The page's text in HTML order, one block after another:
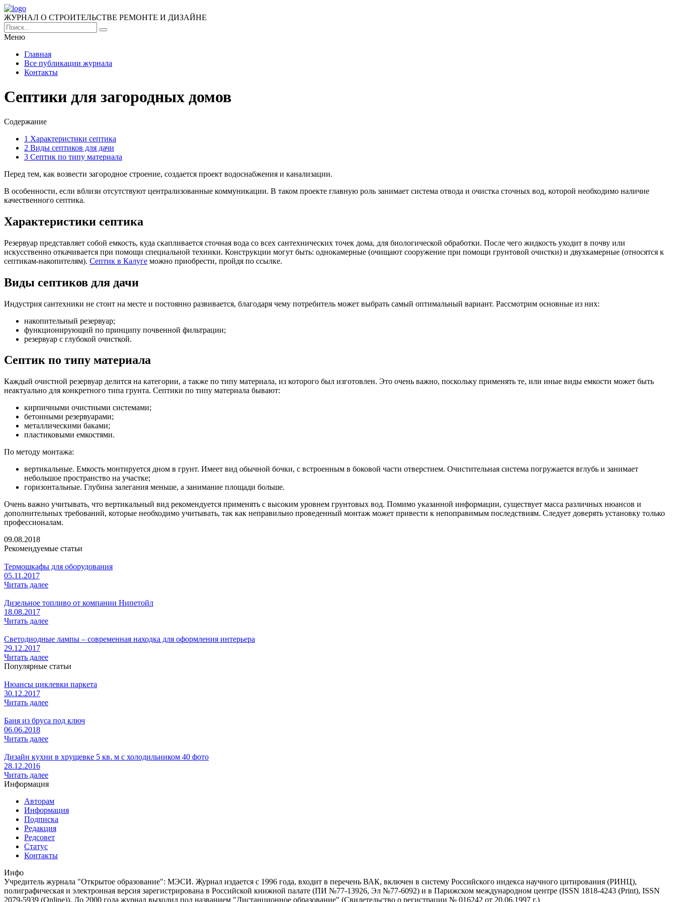
ЖУРНАЛ О СТРОИТЕЛЬСТВЕ РЕМОНТЕ И ДИЗАЙНЕ
Меню
Главная
Все публикации журнала
Контакты
Септики для загородных домов
Содержание
1 Характеристики септика
2 Виды септиков для дачи
3 Септик по типу материала
Перед тем, как возвести загородное строение, создается проект водоснабжения и канализации.
В особенности, если вблизи отсутствуют централизованные коммуникации. В таком проекте главную роль занимает система отвода и очистка сточных вод, которой необходимо наличие
качественного септика.
Характеристики септика
Резервуар представляет собой емкость, куда скапливается сточная вода со всех сантехнических точек дома, для биологической обработки. После чего жидкость уходит в почву или
искусственно откачивается при помощи специальной техники. Конструкции могут быть: однокамерные (очищают сооружение при помощи грунтовой очистки) и двухкамерные (относятся к
септикам-накопителям). Септик в Калуге можно приобрести, пройдя по ссылке.
Виды септиков для дачи
Индустрия сантехники не стоит на месте и постоянно развивается, благодаря чему потребитель может выбрать самый оптимальный вариант. Рассмотрим основные из них:
накопительный резервуар;
функционирующий по принципу почвенной фильтрации;
резервуар с глубокой очисткой.
Септик по типу материала
Каждый очистной резервуар делится на категории, а также по типу материала, из которого был изготовлен. Это очень важно, поскольку применять те, или иные виды емкости может быть
неактуально для конкретного типа грунта. Септики по типу материала бывают:
кирпичными очистными системами;
бетонными резервуарами;
металлическими баками;
пластиковыми емкостями.
По методу монтажа:
вертикальные. Емкость монтируется дном в грунт. Имеет вид обычной бочки, с встроенным в боковой части отверстием. Очистительная система погружается вглубь и занимает
небольшое пространство на участке;
горизонтальные. Глубина залегания меньше, а занимание площади больше.
Очень важно учитывать, что вертикальный вид рекомендуется применять с высоким уровнем грунтовых вод. Помимо указанной информации, существует масса различных нюансов и
дополнительных требований, которые необходимо учитывать, так как неправильно проведенный монтаж может привести к непоправимым последствиям. Следует доверять установку только
профессионалам.
09.08.2018
Рекомендуемые статьи
Термошкафы для оборудования
05.11.2017
Читать далее
Дизельное топливо от компании Нипетойл
18.08.2017
Читать далее
Светодиодные лампы – современная находка для оформления интерьера
29.12.2017
Читать далее
Популярные статьи
Нюансы циклевки паркета
30.12.2017
Читать далее
Баня из бруса под ключ
06.06.2018
Читать далее
Дизайн кухни в хрущевке 5 кв. м с холодильником 40 фото
28.12.2016
Читать далее
Информация
Авторам
Информация
Подписка
Редакция
Редсовет
Статус
Контакты
Инфо
Учредитель журнала "Открытое образование": МЭСИ. Журнал издается с 1996 года, входит в перечень ВАК, включен в систему Российского индекса научного цитирования (РИНЦ),
полиграфическая и электронная версия зарегистрирована в Российской книжной палате (ПИ №77-13926, Эл №77-6092) и в Парижском международном центре (ISSN 1818-4243 (Print), ISSN
2079-5939 (Online)). До 2000 года журнал выходил под названием "Дистанционное образование" (Свидетельство о регистрации № 016242 от 20.06.1997 г.)